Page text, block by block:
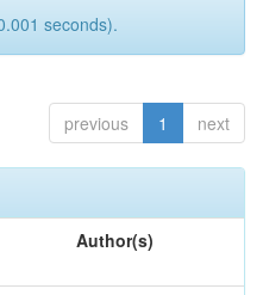
seconds).
previous 1 next
Author(s)